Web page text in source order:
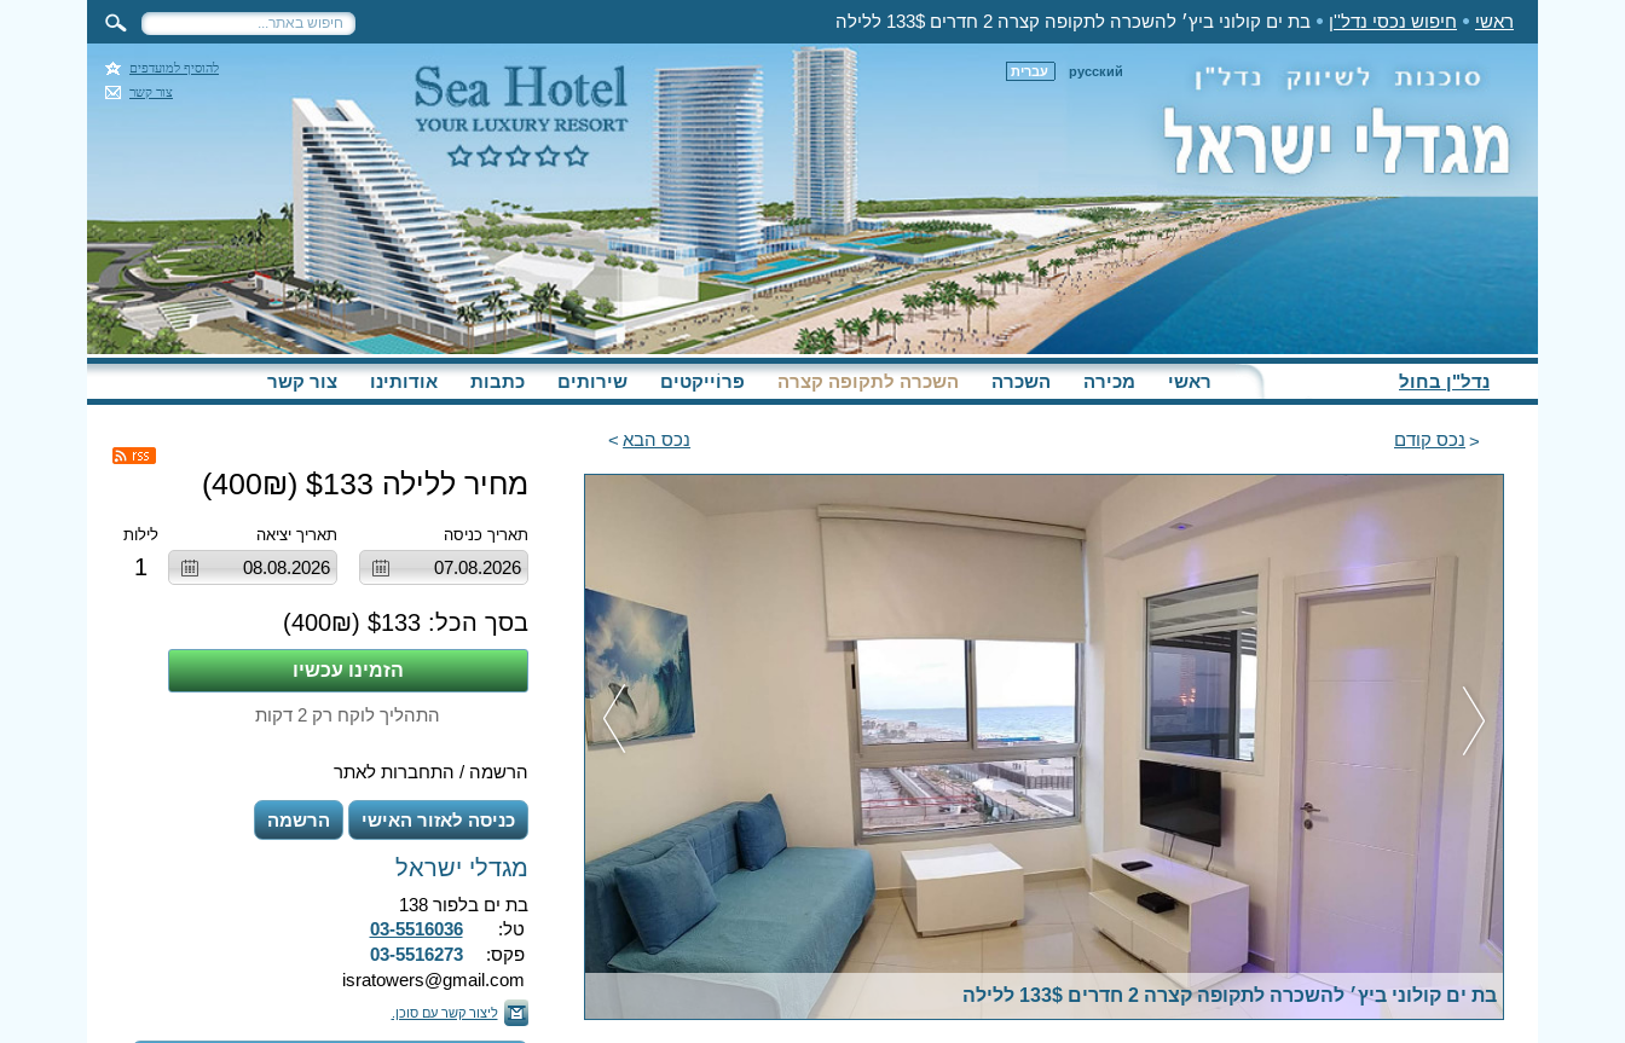
ראשי חיפוש נכסי נדל''ן בת ים קולוני ביץ׳ להשכרה לתקופה קצרה 2 חדרים 133$ ללילה
עברית русский
להוסיף למועדפים
צור קשר
נדל"ן בחול ראשי מכירה השכרה השכרה לתקופה קצרה פּרוֹייקטים שירותים כתבות אודותינו צור קשר
נכס קודם נכס הבא
בת ים קולוני ביץ׳ להשכרה לתקופה קצרה 2 חדרים 133$ ללילה
מחיר ללילה $ 133
(
400₪)
תאריך כניסה תאריך יציאה לילות
1
בסך הכל: $133
(
400₪)
התהליך לוקח רק 2 דקות
הרשמה / התחברות לאתר
כניסה לאזור האישי הרשמה
מגדלי ישראל
בת ים בלפור 138
טל:
03-5516036
פקס:
03-5516273
isratowers@gmail.com
ליצור קשר עם סוכן.